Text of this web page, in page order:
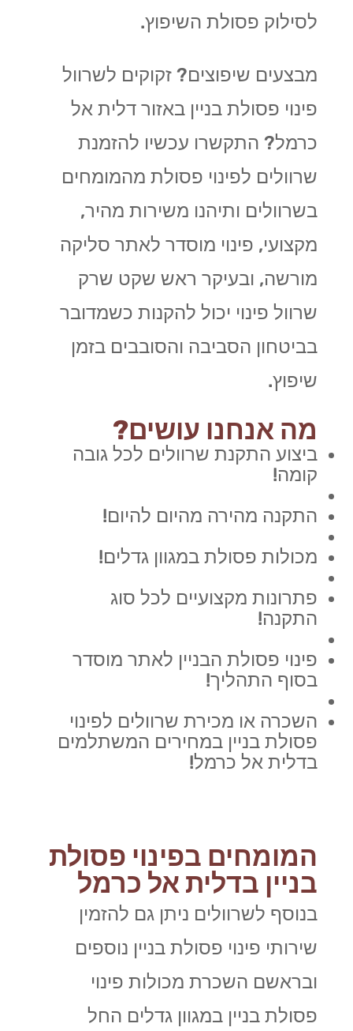
לסילוק פסולת השיפוץ.
מבצעים שיפוצים? זקוקים לשרוול
פינוי פסולת בניין באזור דלית אל
כרמל? התקשרו עכשיו להזמנת
שרוולים לפינוי פסולת מהמומחים
בשרוולים ותיהנו משירות מהיר,
מקצועי, פינוי מוסדר לאתר סליקה
מורשה, ובעיקר ראש שקט שרק
שרוול פינוי יכול להקנות כשמדובר
בביטחון הסביבה והסובבים בזמן
שיפוץ.
מה אנחנו עושים?
ביצוע התקנת שרוולים לכל גובה
קומה!
התקנה מהירה מהיום להיום!
מכולות פסולת במגוון גדלים!
פתרונות מקצועיים לכל סוג
התקנה!
פינוי פסולת הבניין לאתר מוסדר
בסוף התהליך!
השכרה או מכירת שרוולים לפינוי
פסולת בניין במחירים המשתלמים
בדלית אל כרמל!
המומחים בפינוי פסולת
בניין בדלית אל כרמל
בנוסף לשרוולים ניתן גם להזמין
שירותי פינוי פסולת בניין נוספים
ובראשם השכרת מכולות פינוי
פסולת בניין במגוון גדלים החל